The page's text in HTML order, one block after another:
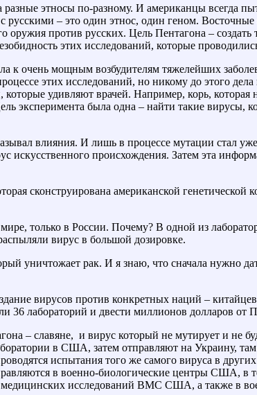
этносы по-разному. И американцы всегда
русскими – это один этнос, один геном.
оружия против русских. Цель Пентагона –
этих исследований, которые
к очень мощным возбудителям тяжелейших
этих исследований, но никому до этого
удивляют врачей. Например, корь, которая
эксперимента была одна – найти такие вирусы,
влияния. И лишь в процессе мутации стал
происхождения. Затем эта
сконструирована американской
только в России. Почему? В одной из
вирус в большой дозировке.
уничтожает рак. И я знаю, что сначала нужно
вирусов против конкретных наций –
36 лабораторий и двести миллионов долларов от
– славяне, и вирус который не мутирует и не
в США, затем отправляют на Украину,
испытания того же самого вируса в
в военно-биологические центры США, в
исследований ВМС США, а также в